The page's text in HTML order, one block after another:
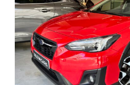
SUBARU XV
AUT